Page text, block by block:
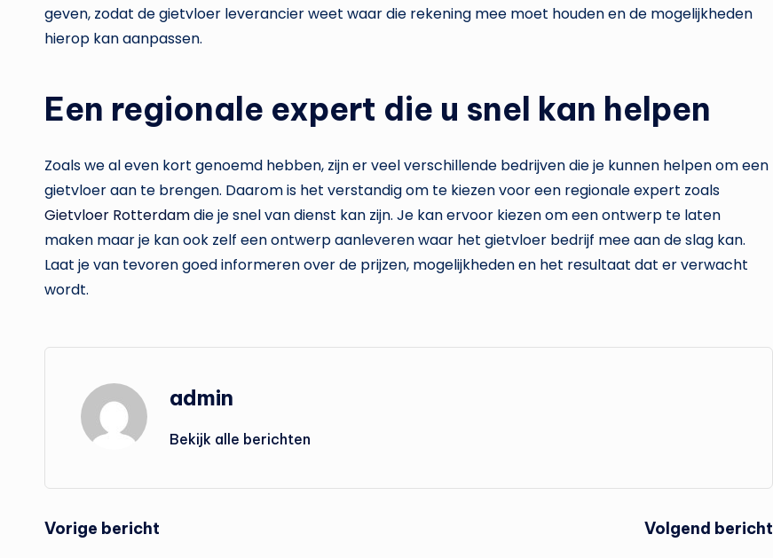
geven, zodat de gietvloer leverancier weet waar die rekening mee moet houden en de mogelijkheden
hierop kan aanpassen.
Een regionale expert die u snel kan helpen
Zoals we al even kort genoemd hebben, zijn er veel verschillende bedrijven die je kunnen helpen om een
gietvloer aan te brengen. Daarom is het verstandig om te kiezen voor een regionale expert zoals
Gietvloer Rotterdamdie je snel van dienst kan zijn. Je kan ervoor kiezen om een ontwerp te laten
maken maar je kan ook zelf een ontwerp aanleveren waar het gietvloer bedrijf mee aan de slag kan.
Laat je van tevoren goed informeren over de prijzen, mogelijkheden en het resultaat dat er verwacht
wordt.
admin
Bekijk alle berichten
Bericht
Vorige bericht Volgend bericht